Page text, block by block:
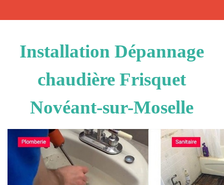
Installation Dépannage
chaudière Frisquet
Novéant-sur-Moselle